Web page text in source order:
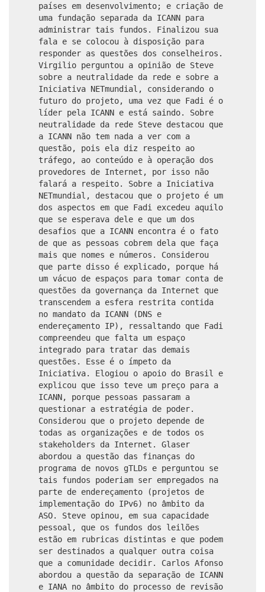
países em desenvolvimento; e criação de
uma fundação separada da ICANN para
administrar tais fundos. Finalizou sua
fala e se colocou à disposição para
responder as questões dos conselheiros.
Virgilio perguntou a opinião de Steve
sobre a neutralidade da rede e sobre a
Iniciativa NETmundial, considerando o
futuro do projeto, uma vez que Fadi é o
líder pela ICANN e está saindo. Sobre
neutralidade da rede Steve destacou que
a ICANN não tem nada a ver com a
questão, pois ela diz respeito ao
tráfego, ao conteúdo e à operação dos
provedores de Internet, por isso não
falará a respeito. Sobre a Iniciativa
NETmundial, destacou que o projeto é um
dos aspectos em que Fadi excedeu aquilo
que se esperava dele e que um dos
desafios que a ICANN encontra é o fato
de que as pessoas cobrem dela que faça
mais que nomes e números. Considerou
que parte disso é explicado, porque há
um vácuo de espaços para tomar conta de
questões da governança da Internet que
transcendem a esfera restrita contida
no mandato da ICANN (DNS e
endereçamento IP), ressaltando que Fadi
compreendeu que falta um espaço
integrado para tratar das demais
questões. Esse é o ímpeto da
Iniciativa. Elogiou o apoio do Brasil e
explicou que isso teve um preço para a
ICANN, porque pessoas passaram a
questionar a estratégia de poder.
Considerou que o projeto depende de
todas as organizações e de todos os
stakeholders da Internet. Glaser
abordou a questão das finanças do
programa de novos gTLDs e perguntou se
tais fundos poderiam ser empregados na
parte de endereçamento (projetos de
implementação do IPv6) no âmbito da
ASO. Steve opinou, em sua capacidade
pessoal, que os fundos dos leilões
estão em rubricas distintas e que podem
ser destinados a qualquer outra coisa
que a comunidade decidir. Carlos Afonso
abordou a questão da separação de ICANN
e IANA no âmbito do processo de revisão